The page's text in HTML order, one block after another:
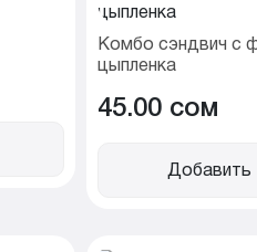
Комбо сэндвич с
цыпленка
45.00 cом
Добавить